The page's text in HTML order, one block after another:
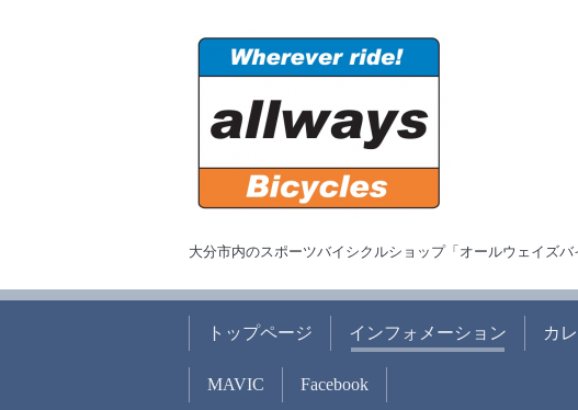
大分市内のスポーツバイシクルショップ「オールウェイズバ
トップページ インフォメーション カ
MAVIC Facebook